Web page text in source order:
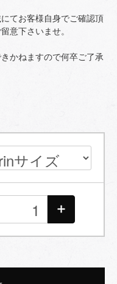
てお客様自身でご確認頂
意下さいませ。
かねますので何卒ご了承